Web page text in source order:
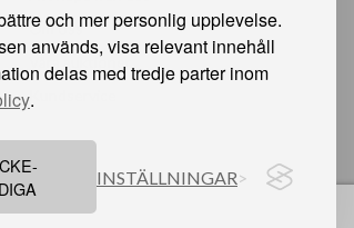
och mer personlig upplevelse.
används, visa relevant innehåll
delas med tredje parter inom
.
INSTÄLLNINGAR
Om oss
Våra auktioner
Kundservice